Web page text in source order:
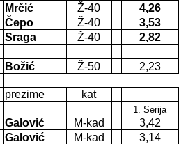
Mrčić Ž-40
4,26
Čepo Ž-40
3,53
Sraga Ž-40 2,82
Božić Ž-50 2,23
prezime
kat
1. Serija
Galović M-kad
3,42
Galović M-kad 3,14